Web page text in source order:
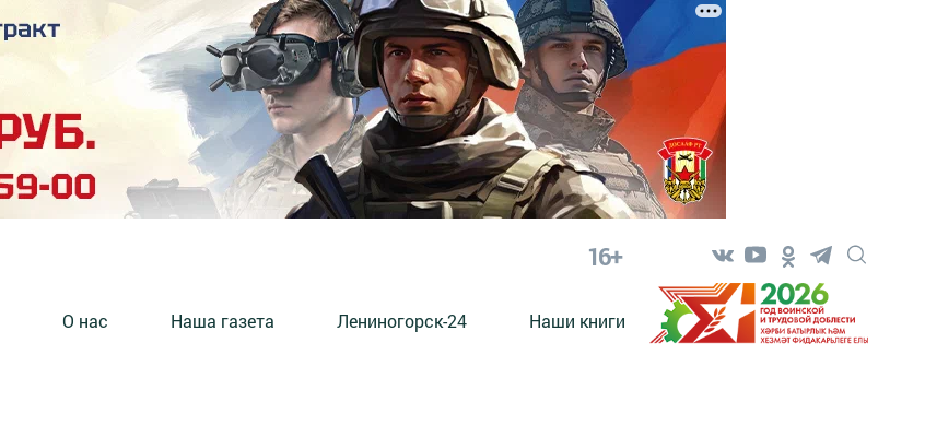
16+
О нас Наша газета Лениногорск-24 Наши книги